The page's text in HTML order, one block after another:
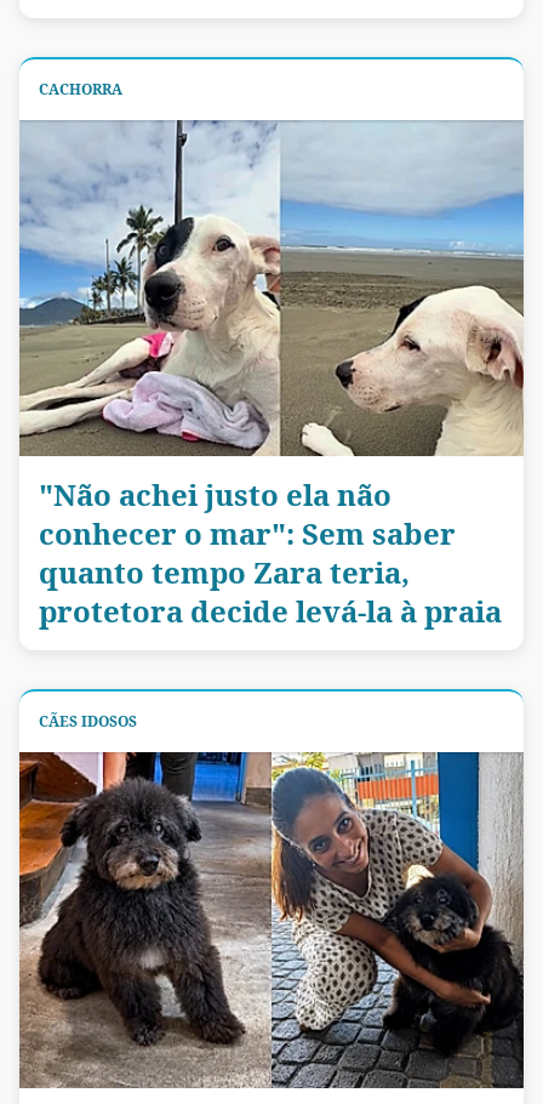
CACHORRA
"Não achei justo ela não
conhecer o mar": Sem saber
quanto tempo Zara teria,
protetora decide levá-la à praia
CÃES IDOSOS